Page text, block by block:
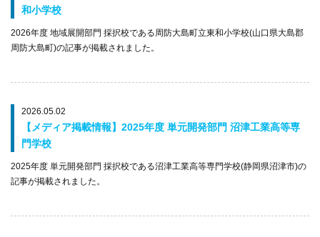
和小学校
2026年度 地域展開部門 採択校である周防大島町立東和小学校(山口県大島郡
周防大島町)の記事が掲載されました。
2026.05.02
【メディア掲載情報】2025年度 単元開発部門 沼津工業高等専
門学校
2025年度 単元開発部門 採択校である沼津工業高等専門学校(静岡県沼津市)の
記事が掲載されました。